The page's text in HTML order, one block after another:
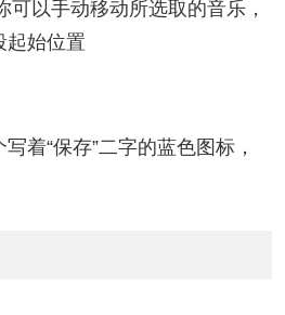
可以手动移动所选取的音乐，
起始位置
着“保存”二字的蓝色图标，